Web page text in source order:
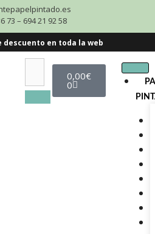
73 – 694 21 92 58
descuento en toda la web
0,00€
0